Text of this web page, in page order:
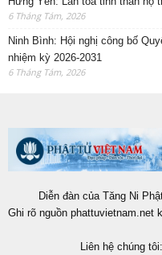
6 Tháng Tám, 2026
Ninh Bình: Hội nghị công bố
nhiệm kỳ 2026-2031
6 Tháng Tám, 2026
Diễn đàn của Tăng Ni
Ghi rõ nguồn phattuvietnam.net
Liên hệ chúng tôi: